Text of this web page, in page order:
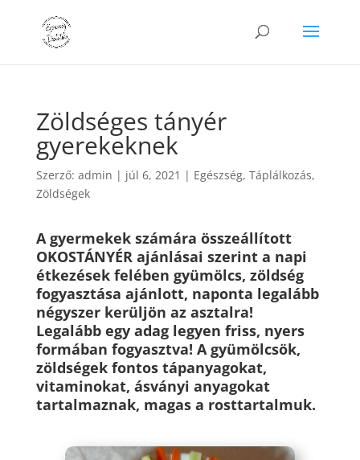
Zöldséges tányér
gyerekeknek
Szerző: admin | júl 6, 2021 | Egészség, Táplálkozás,
Zöldségek
A gyermekek számára összeállított
OKOSTÁNYÉR ajánlásai szerint a napi
étkezések felében gyümölcs, zöldség
fogyasztása ajánlott, naponta legalább
négyszer kerüljön az asztalra!
Legalább egy adag legyen friss, nyers
formában fogyasztva! A gyümölcsök,
zöldségek fontos tápanyagokat,
vitaminokat, ásványi anyagokat
tartalmaznak, magas a rosttartalmuk.